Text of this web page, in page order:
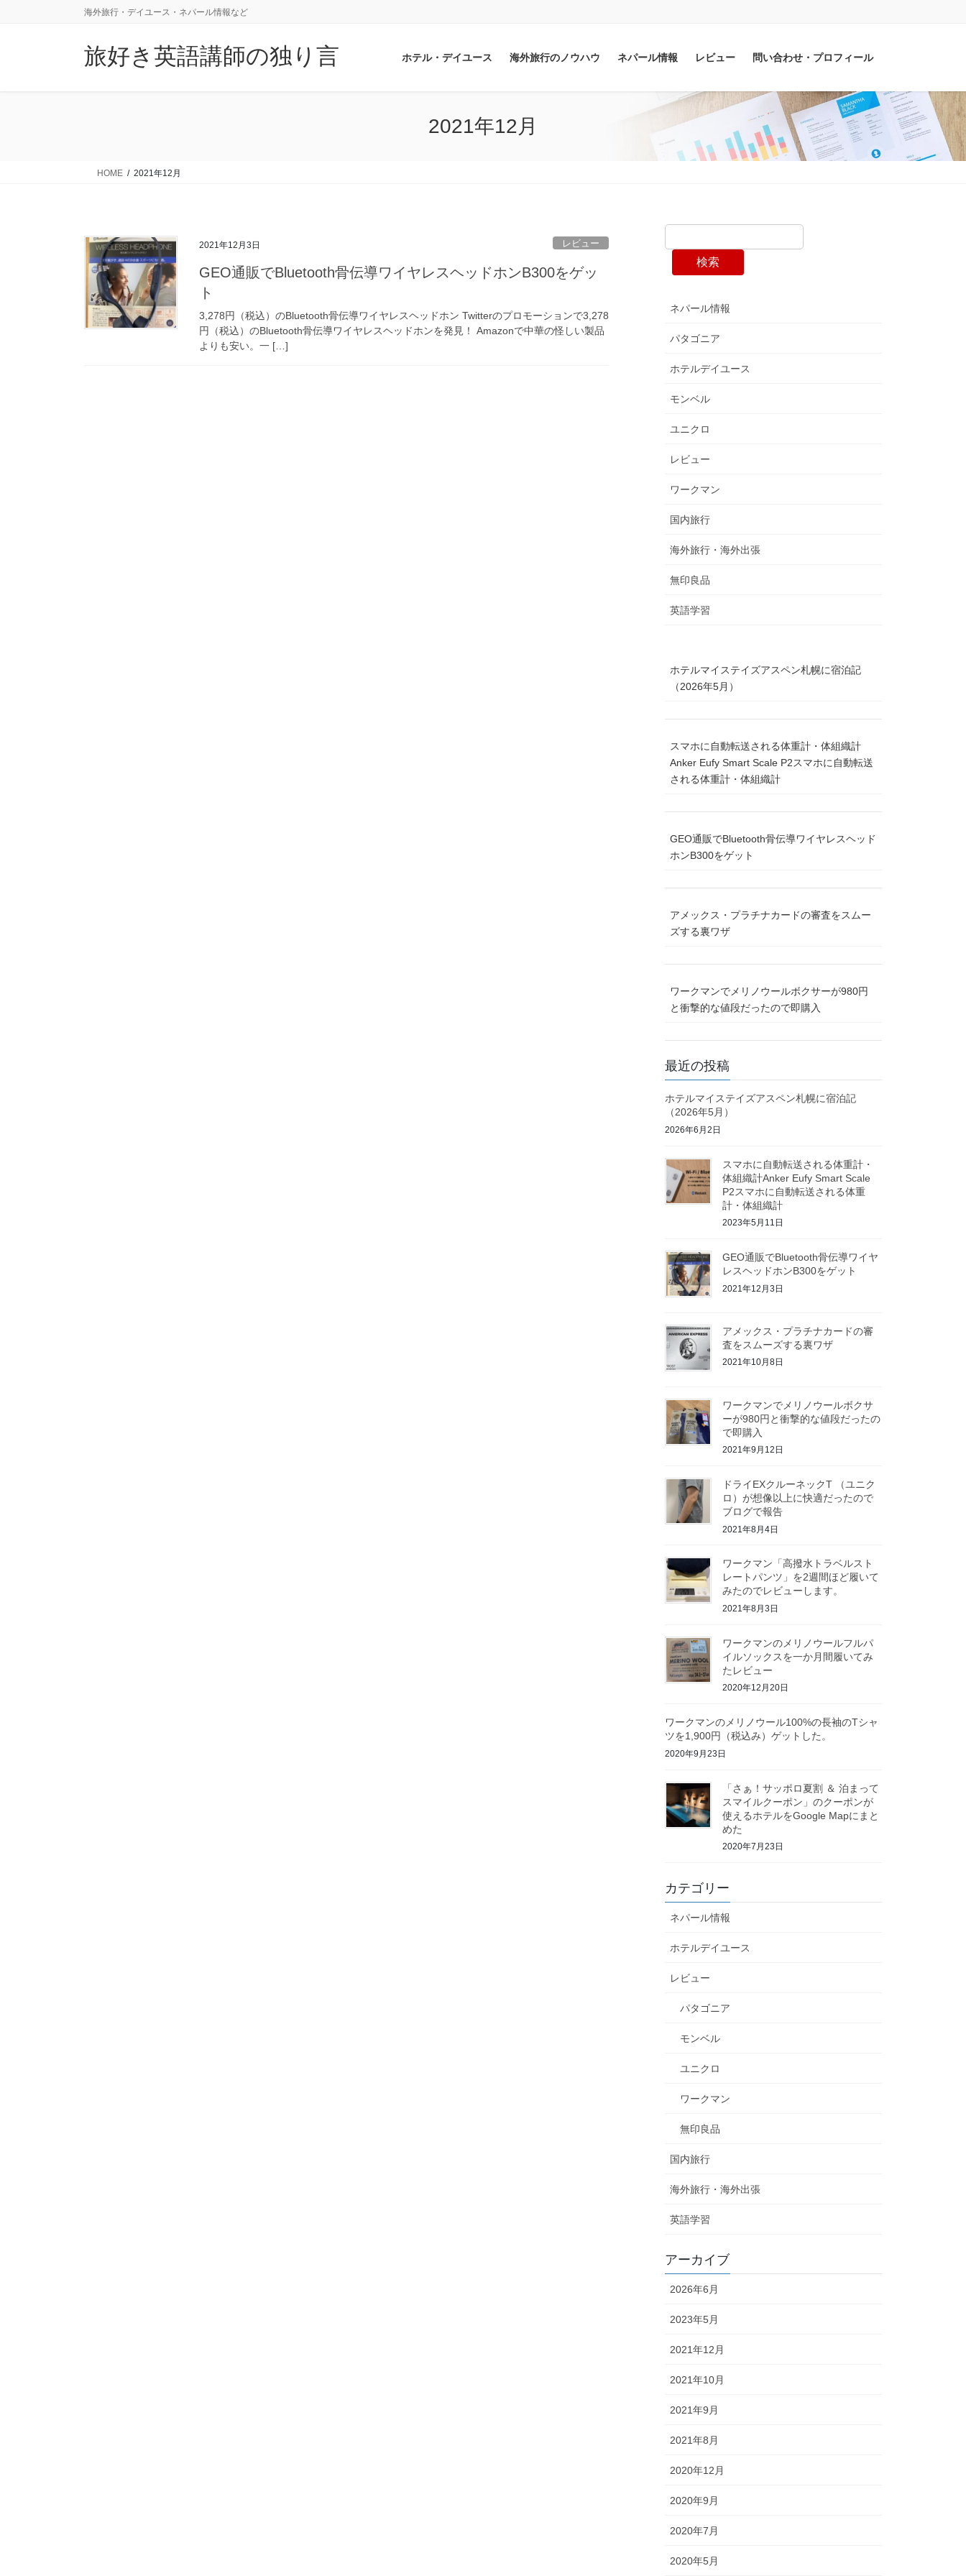
海外旅行・デイユース・ネパール情報など
旅好き英語講師の独り言 ホテル・デイユース 海外旅行のノウハウ ネパール情報 レビュー 問い合わせ・プロフィール
2021年12月
HOME 2021年12月
2021年12月3日 レビュー
GEO通販でBluetooth骨伝導ワイヤレスヘッドホンB300をゲッ
ト
3,278円（税込）のBluetooth骨伝導ワイヤレスヘッドホン Twitterのプロモーションで3,278
円（税込）のBluetooth骨伝導ワイヤレスヘッドホンを発見！ Amazonで中華の怪しい製品
よりも安い。一 […]
検索
ネパール情報
パタゴニア
ホテルデイユース
モンベル
ユニクロ
レビュー
ワークマン
国内旅行
海外旅行・海外出張
無印良品
英語学習
ホテルマイステイズアスペン札幌に宿泊記
（2026年5月）
スマホに自動転送される体重計・体組織計
Anker Eufy Smart Scale P2スマホに自動転送
される体重計・体組織計
GEO通販でBluetooth骨伝導ワイヤレスヘッド
ホンB300をゲット
アメックス・プラチナカードの審査をスムー
ズする裏ワザ
ワークマンでメリノウールボクサーが980円
と衝撃的な値段だったので即購入
最近の投稿
ホテルマイステイズアスペン札幌に宿泊記
（2026年5月）
2026年6月2日
スマホに自動転送される体重計・
体組織計Anker Eufy Smart Scale
P2スマホに自動転送される体重
計・体組織計
2023年5月11日
GEO通販でBluetooth骨伝導ワイヤ
レスヘッドホンB300をゲット
2021年12月3日
アメックス・プラチナカードの審
査をスムーズする裏ワザ
2021年10月8日
ワークマンでメリノウールボクサ
ーが980円と衝撃的な値段だったの
で即購入
2021年9月12日
ドライEXクルーネックT （ユニク
ロ）が想像以上に快適だったので
ブログで報告
2021年8月4日
ワークマン「高撥水トラベルスト
レートパンツ」を2週間ほど履いて
みたのでレビューします。
2021年8月3日
ワークマンのメリノウールフルパ
イルソックスを一か月間履いてみ
たレビュー
2020年12月20日
ワークマンのメリノウール100%の長袖のTシャ
ツを1,900円（税込み）ゲットした。
2020年9月23日
「さぁ！サッポロ夏割 ＆ 泊まって
スマイルクーポン」のクーポンが
使えるホテルをGoogle Mapにまと
めた
2020年7月23日
カテゴリー
ネパール情報
ホテルデイユース
レビュー
パタゴニア
モンベル
ユニクロ
ワークマン
無印良品
国内旅行
海外旅行・海外出張
英語学習
アーカイブ
2026年6月
2023年5月
2021年12月
2021年10月
2021年9月
2021年8月
2020年12月
2020年9月
2020年7月
2020年5月